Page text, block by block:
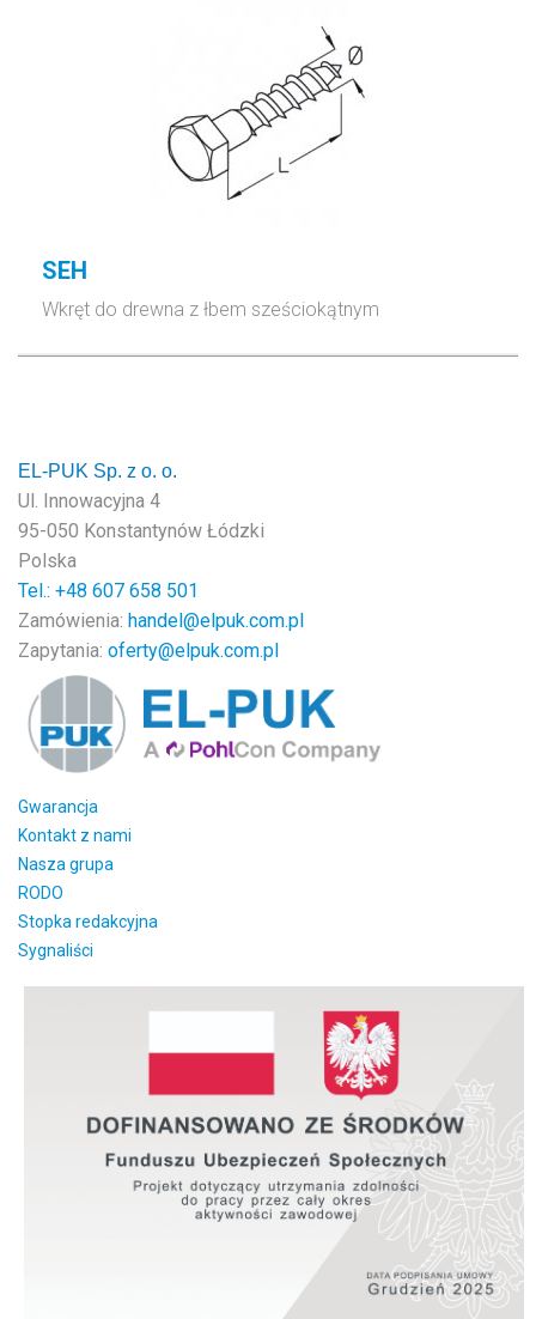
SEH
Wkręt do drewna z łbem sześciokątnym
EL-PUK Sp. z o. o.
Ul. Innowacyjna 4
95-050 Konstantynów Łódzki
Polska
Tel.: +48 607 658 501
Zamówienia: handel@elpuk.com.pl
Zapytania: oferty@elpuk.com.pl
Gwarancja
Kontakt z nami
Nasza grupa
RODO
Stopka redakcyjna
Sygnaliści